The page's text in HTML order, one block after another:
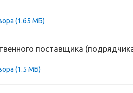
(1.65 МБ)
поставщика
(1.5 МБ)